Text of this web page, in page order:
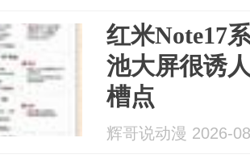
红米Note17
池大屏很诱
槽点
辉哥说动漫 2026-